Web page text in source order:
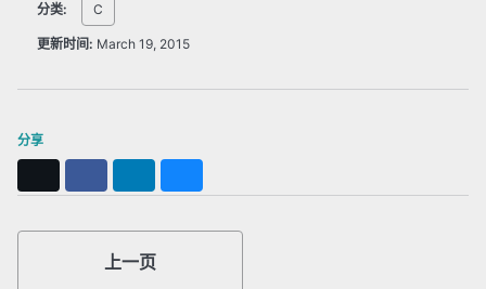
分类: C
更新时间: March 19, 2015
分享
上一页